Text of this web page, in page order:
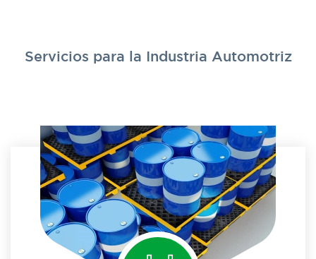
Servicios para la Industria Automotriz